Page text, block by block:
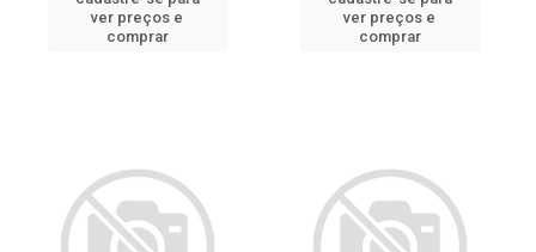
ver preços e
comprar
ver preços e
comprar